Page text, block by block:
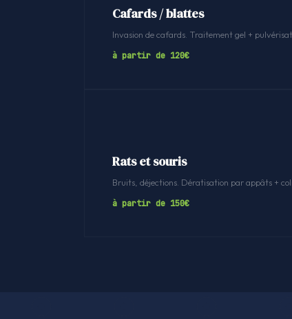
Cafards / blattes
Invasion de cafards. Traitement gel +
à partir de 120€
Rats et souris
Bruits, déjections. Dératisation par appâts +
à partir de 150€